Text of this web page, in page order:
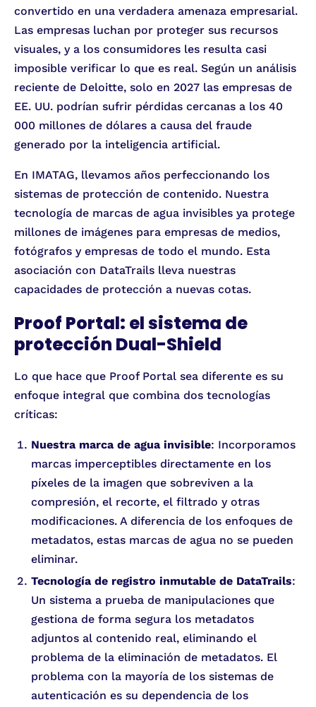
convertido en una verdadera amenaza empresarial.
Las empresas luchan por proteger sus recursos
visuales, y a los consumidores les resulta casi
imposible verificar lo que es real. Según un análisis
reciente de Deloitte, solo en 2027 las empresas de
EE. UU. podrían sufrir pérdidas cercanas a los 40
000 millones de dólares a causa del fraude
generado por la inteligencia artificial.
En IMATAG, llevamos años perfeccionando los
sistemas de protección de contenido. Nuestra
tecnología de marcas de agua invisibles ya protege
millones de imágenes para empresas de medios,
fotógrafos y empresas de todo el mundo. Esta
asociación con DataTrails lleva nuestras
capacidades de protección a nuevas cotas.
Proof Portal: el sistema de
protección Dual-Shield
Lo que hace que Proof Portal sea diferente es su
enfoque integral que combina dos tecnologías
críticas:
Nuestra marca de agua invisible: Incorporamos
marcas imperceptibles directamente en los
píxeles de la imagen que sobreviven a la
compresión, el recorte, el filtrado y otras
modificaciones. A diferencia de los enfoques de
metadatos, estas marcas de agua no se pueden
eliminar.
Tecnología de registro inmutable de DataTrails:
Un sistema a prueba de manipulaciones que
gestiona de forma segura los metadatos
adjuntos al contenido real, eliminando el
problema de la eliminación de metadatos. El
problema con la mayoría de los sistemas de
autenticación es su dependencia de los